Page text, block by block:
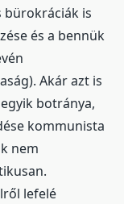
bürokráciák is
és a bennük
Akár azt is
botránya,
kommunista
nem
lefelé